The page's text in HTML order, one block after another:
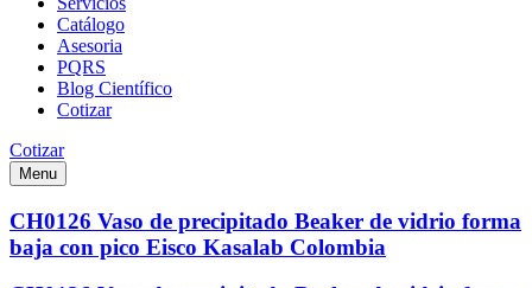
Catálogo
Asesoria
PQRS
Blog Científico
Cotizar
Cotizar
Menu
CH0126 Vaso de precipitado Beaker de vidrio forma
baja con pico Eisco Kasalab Colombia